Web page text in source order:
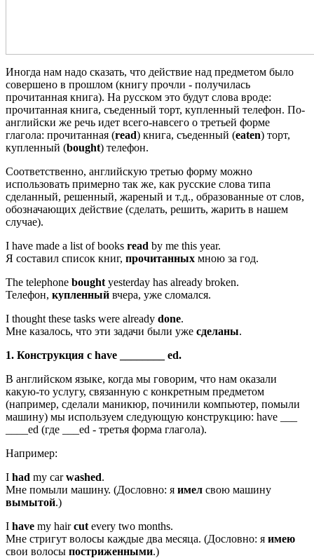
Иногда нам надо сказать, что действие над предметом было
совершено в прошлом (книгу прочли - получилась
прочитанная книга). На русском это будут слова вроде:
прочитанная книга, съеденный торт, купленный телефон. По-
английски же речь идет всего-навсего о третьей форме
глагола: прочитанная (read) книга, съеденный (eaten) торт,
купленный (bought) телефон.
Соответственно, английскую третью форму можно
использовать примерно так же, как русские слова типа
сделанный, решенный, жареный и т.д., образованные от слов,
обозначающих действие (сделать, решить, жарить в нашем
случае).
I have made a list of books read by me this year.
Я составил список книг, прочитанных мною за год.
The telephone bought yesterday has already broken.
Телефон, купленный вчера, уже сломался.
I thought these tasks were already done.
Мне казалось, что эти задачи были уже сделаны.
1. Конструкция с have ________ ed.
В английском языке, когда мы говорим, что нам оказали
какую-то услугу, связанную с конкретным предметом
(например, сделали маникюр, починили компьютер, помыли
машину) мы используем следующую конструкцию: have ___
____ed (где ___ed - третья форма глагола).
Например:
I had my carwashed.
Мне помыли машину. (Дословно: я имел свою машину
вымытой.)
I have my haircut every two months.
Мне стригут волосы каждые два месяца. (Дословно: я имею
свои волосы постриженными.)